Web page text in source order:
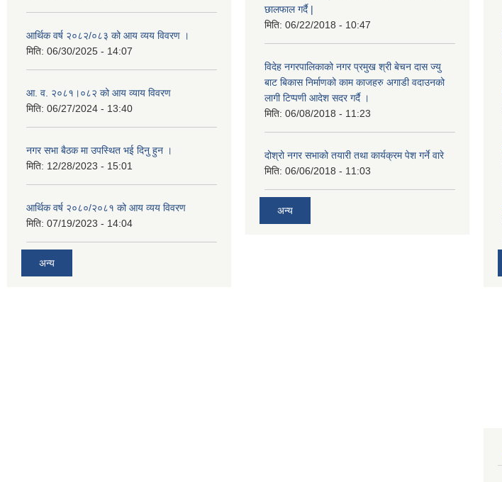
आर्थिक वर्ष २०८२/०८३ को आय व्यय विवरण ।
मिति: 06/30/2025 - 14:07
आ. व. २०८१।०८२ को आय व्याय विवरण
मिति: 06/27/2024 - 13:40
नगर सभा बैठक मा उपस्थित भई दिनु हुन ।
मिति: 12/28/2023 - 15:01
आर्थिक वर्ष २०८०/२०८१ को आय व्यय विवरण
मिति: 07/19/2023 - 14:04
अन्य
छालफाल गर्दै |
मिति: 06/22/2018 - 10:47
विदेह नगरपालिकाको नगर प्रमुख श्री बेचन दास ज्यु
बाट बिकास निर्माणको काम काजहरु अगाडी वदाउनको
लागी टिप्पणी आदेश सदर गर्दै ।
मिति: 06/08/2018 - 11:23
दोश्रो नगर सभाको तयारी तथा कार्यक्रम पेश गर्ने वारे
मिति: 06/06/2018 - 11:03
अन्य